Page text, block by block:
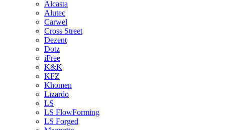
Alcasta
Alutec
Carwel
Cross Street
Dezent
Dotz
iFree
K&K
KFZ
Khomen
Lizardo
LS
LS FlowForming
LS Forged